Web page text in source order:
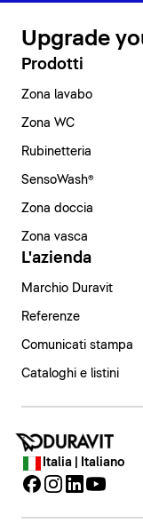
Upgrade
Prodotti
Zona lavabo
Zona WC
Rubinetteria
SensoWash®
Zona doccia
Zona vasca
L'azienda
Marchio Duravit
Referenze
Comunicati stampa
Cataloghi e listini
Italia | Italiano